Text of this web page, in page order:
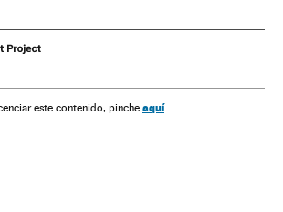
Política fiscal
do Sul América Latina
este contenido, pinche aquí